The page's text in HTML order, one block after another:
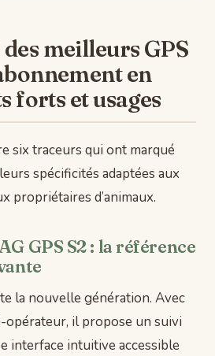
meilleurs GPS
en
forts et usages
six traceurs qui ont marqué
spécificités adaptées aux
propriétaires d’animaux.
GPS S2 : la référence
la nouvelle génération. Avec
opérateur, il propose un suivi
interface intuitive accessible